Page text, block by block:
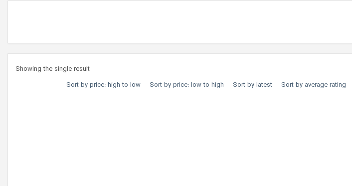
Showing the single result
Sort by average rating
Sort by latest
Sort by price: low to high
Sort by price: high to low